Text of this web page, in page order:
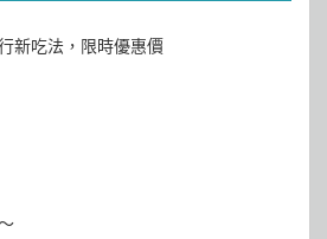
新吃法，限時優惠價